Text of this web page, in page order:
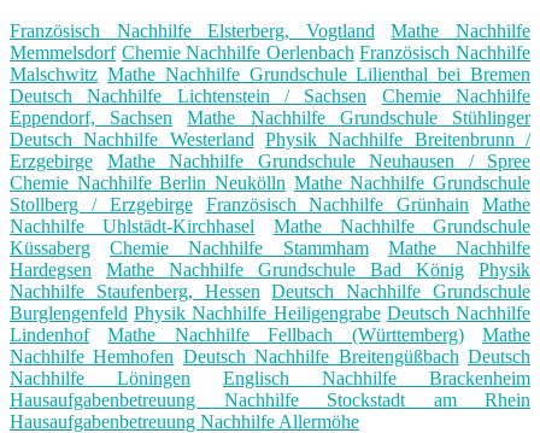
Französisch Nachhilfe Elsterberg, Vogtland
Mathe Nachhilfe
Memmelsdorf Chemie Nachhilfe Oerlenbach Französisch Nachhilfe
Malschwitz Mathe Nachhilfe Grundschule Lilienthal bei Bremen
Deutsch Nachhilfe Lichtenstein / Sachsen
Chemie Nachhilfe
Eppendorf, Sachsen
Mathe Nachhilfe Grundschule Stühlinger
Deutsch Nachhilfe Westerland Physik Nachhilfe Breitenbrunn /
Erzgebirge
Mathe Nachhilfe Grundschule Neuhausen / Spree
Chemie Nachhilfe Berlin Neukölln Mathe Nachhilfe Grundschule
Stollberg / Erzgebirge
Französisch Nachhilfe Grünhain
Mathe
Nachhilfe Uhlstädt-Kirchhasel
Mathe Nachhilfe Grundschule
Küssaberg
Chemie Nachhilfe Stammham
Mathe Nachhilfe
Hardegsen
Mathe Nachhilfe Grundschule Bad König
Physik
Nachhilfe Staufenberg, Hessen
Deutsch Nachhilfe Grundschule
Burglengenfeld Physik Nachhilfe Heiligengrabe Deutsch Nachhilfe
Lindenhof
Mathe Nachhilfe Fellbach (Württemberg)
Mathe
Nachhilfe Hemhofen Deutsch Nachhilfe Breitengüßbach Deutsch
Nachhilfe Löningen
Englisch Nachhilfe Brackenheim
Hausaufgabenbetreuung Nachhilfe Stockstadt am Rhein
Hausaufgabenbetreuung Nachhilfe Allermöhe